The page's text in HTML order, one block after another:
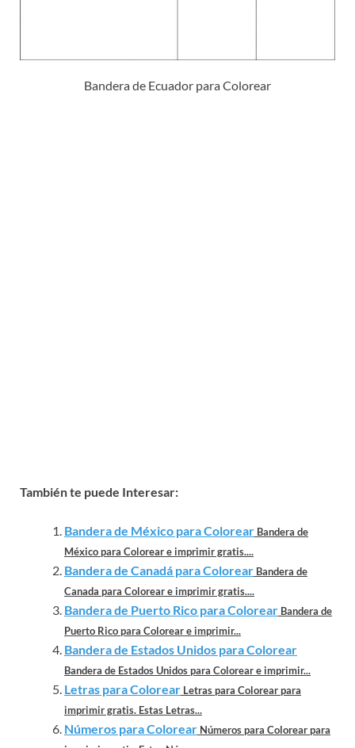
Bandera de Ecuador para Colorear
También te puede Interesar:
Bandera de México para Colorear Bandera de
México para Colorear e imprimir gratis....
Bandera de Canadá para Colorear Bandera de
Canada para Colorear e imprimir gratis....
Bandera de Puerto Rico para Colorear Bandera de
Puerto Rico para Colorear e imprimir...
Bandera de Estados Unidos para Colorear
Bandera de Estados Unidos para Colorear e imprimir...
Letras para Colorear Letras para Colorear para
imprimir gratis. Estas Letras...
Números para Colorear Números para Colorear para